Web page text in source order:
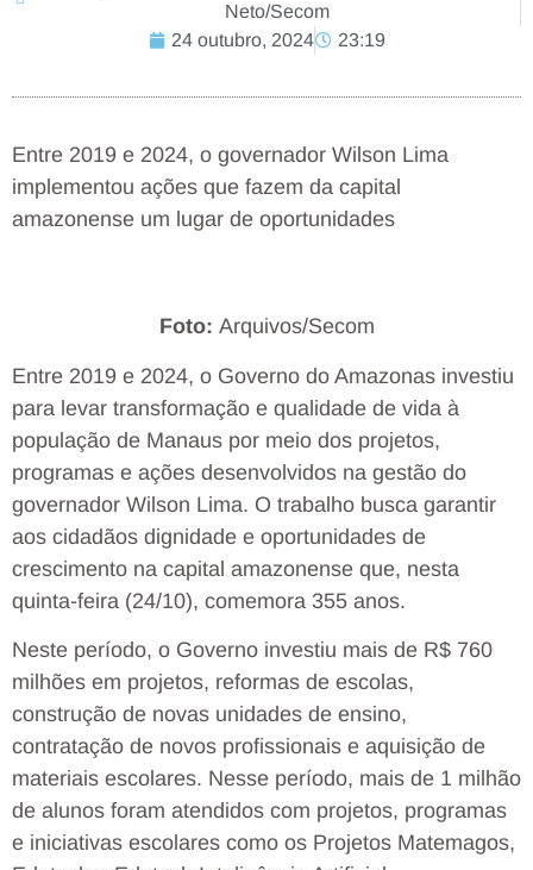
Neto/Secom
24 outubro, 2024
23:19
Entre 2019 e 2024, o governador Wilson Lima
implementou ações que fazem da capital
amazonense um lugar de oportunidades
Foto: Arquivos/Secom
Entre 2019 e 2024, o Governo do Amazonas investiu
para levar transformação e qualidade de vida à
população de Manaus por meio dos projetos,
programas e ações desenvolvidos na gestão do
governador Wilson Lima. O trabalho busca garantir
aos cidadãos dignidade e oportunidades de
crescimento na capital amazonense que, nesta
quinta-feira (24/10), comemora 355 anos.
Neste período, o Governo investiu mais de R$ 760
milhões em projetos, reformas de escolas,
construção de novas unidades de ensino,
contratação de novos profissionais e aquisição de
materiais escolares. Nesse período, mais de 1 milhão
de alunos foram atendidos com projetos, programas
e iniciativas escolares como os Projetos Matemagos,